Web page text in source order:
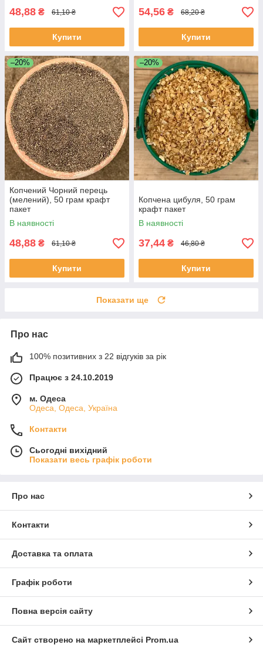
48,88 ₴ 61,10 ₴
Купити
54,56 ₴ 68,20 ₴
Купити
–20%
Копчений Чорний перець
(мелений), 50 грам крафт
пакет
В наявності
48,88 ₴ 61,10 ₴
Купити
–20%
Копчена цибуля, 50 грам
крафт пакет
В наявності
37,44 ₴ 46,80 ₴
Купити
Показати ще
Про нас
100% позитивних з 22 відгуків за рік
Працює з 24.10.2019
м. Одеса
Одеса, Одеса, Україна
Контакти
Сьогодні вихідний
Показати весь графік роботи
Про нас
Контакти
Доставка та оплата
Графік роботи
Повна версія сайту
Сайт створено на маркетплейсі Prom.ua